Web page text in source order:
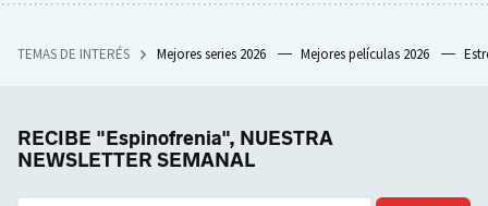
TEMAS DE INTERÉS Mejores series 2026 Mejores películas 2026
RECIBE "Espinofrenia", NUESTRA
NEWSLETTER SEMANAL